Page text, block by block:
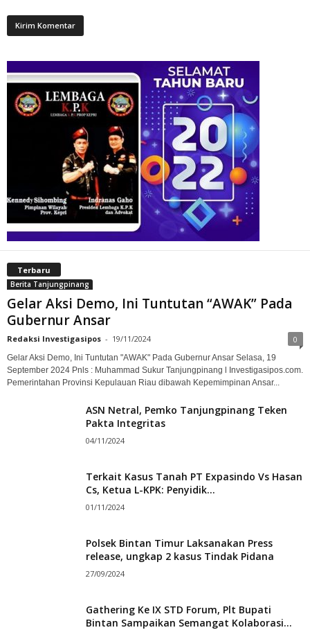
Terbaru
Berita Tanjungpinang
Gelar Aksi Demo, Ini Tuntutan “AWAK” Pada
Gubernur Ansar
Redaksi Investigasipos - 19/11/2024 0
Gelar Aksi Demo, Ini Tuntutan "AWAK" Pada Gubernur Ansar Selasa, 19
September 2024 Pnls : Muhammad Sukur Tanjungpinang l Investigasipos.com.
Pemerintahan Provinsi Kepulauan Riau dibawah Kepemimpinan Ansar...
ASN Netral, Pemko Tanjungpinang Teken
Pakta Integritas
04/11/2024
Terkait Kasus Tanah PT Expasindo Vs Hasan
Cs, Ketua L-KPK: Penyidik...
01/11/2024
Polsek Bintan Timur Laksanakan Press
release, ungkap 2 kasus Tindak Pidana
27/09/2024
Gathering Ke IX STD Forum, Plt Bupati
Bintan Sampaikan Semangat Kolaborasi...